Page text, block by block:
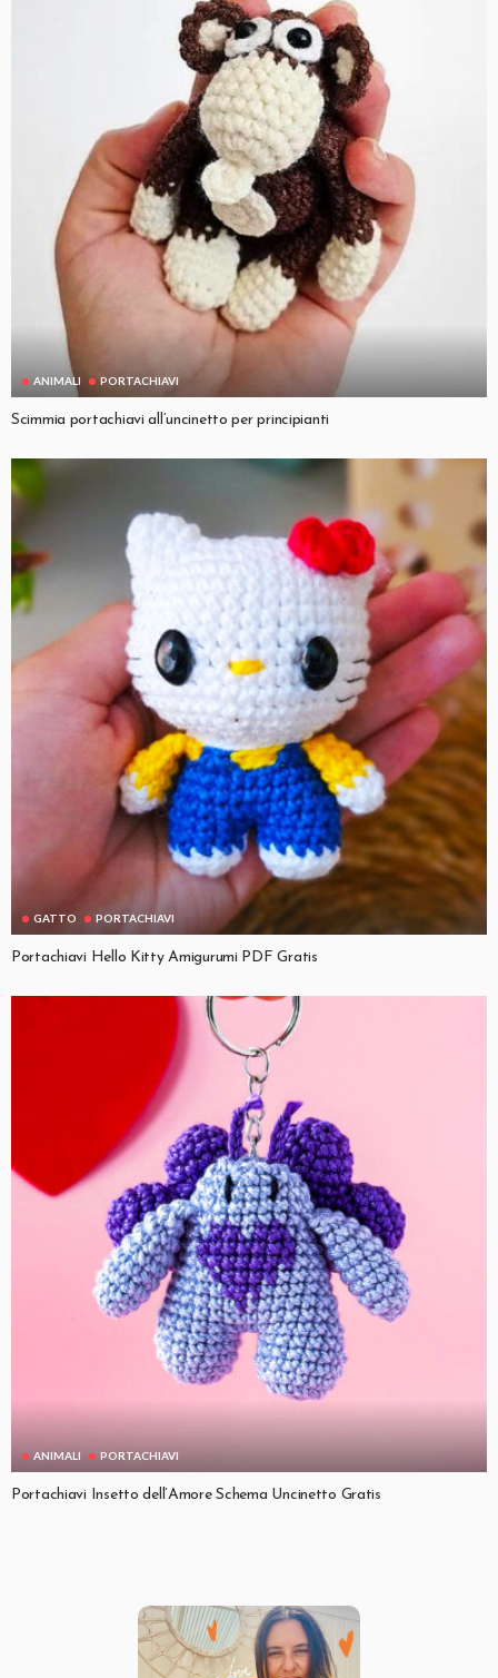
ANIMALI PORTACHIAVI
Scimmia portachiavi all’uncinetto per principianti
GATTO PORTACHIAVI
Portachiavi Hello Kitty Amigurumi PDF Gratis
ANIMALI PORTACHIAVI
Portachiavi Insetto dell’Amore Schema Uncinetto Gratis